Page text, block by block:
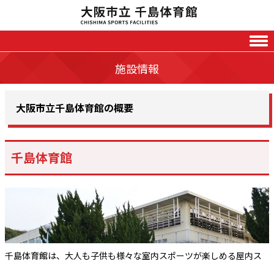
施設情報
大阪市立千島体育館の概要
千島体育館
千島体育館は、大人も子供も様々な室内スポーツが楽しめる屋内ス